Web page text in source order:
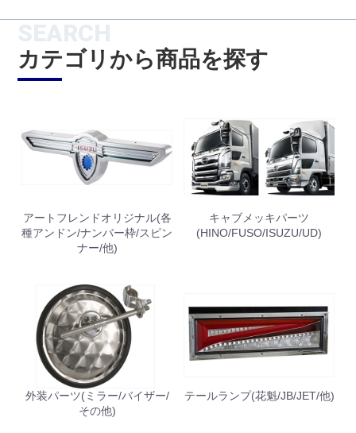
お買い物を続ける カートへ進む
SEARCH
カテゴリから商品を探す
アートフレンドオリジナル(各
種アンドン/ナンバー枠/スピン
ナー/他)
キャブメッキパーツ
(HINO/FUSO/ISUZU/UD)
外装パーツ(ミラー/バイザー/
その他)
テールランプ(花魁/JB/JET/他)